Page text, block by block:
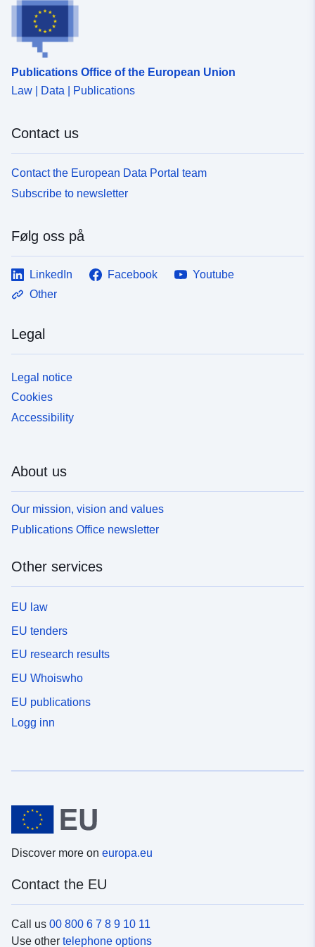
Publications Office of the European Union
Law | Data | Publications
Contact us
Contact the European Data Portal team
Subscribe to newsletter
Følg oss på
LinkedIn Facebook
Youtube
Other
Legal
Legal notice
Cookies
Accessibility
About us
Our mission, vision and values
Publications Office newsletter
Other services
EU law
EU tenders
EU research results
EU Whoiswho
EU publications
Logg inn
Discover more on europa.eu
Contact the EU
Call us 00 800 6 7 8 9 10 11
Use other telephone options